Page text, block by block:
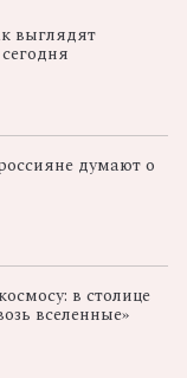
выглядят
думают о
в столице
вселенные»